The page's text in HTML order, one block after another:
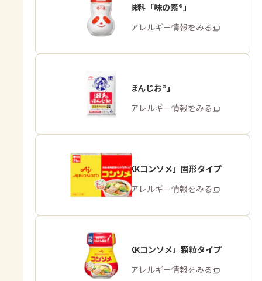
うま味調味料「味の素®」
商品・アレルギー情報をみる
「瀬戸のほんじお®」
商品・アレルギー情報をみる
「味の素KKコンソメ」固形タイプ
商品・アレルギー情報をみる
「味の素KKコンソメ」顆粒タイプ
商品・アレルギー情報をみる